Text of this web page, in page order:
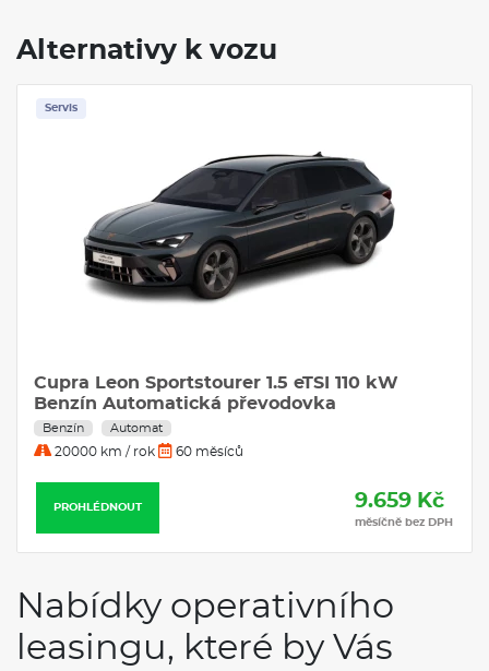
Alternativy k vozu
Servis
Cupra Leon Sportstourer 1.5 eTSI 110 kW
Benzín Automatická převodovka
Benzín Automat
20000 km / rok 60 měsíců
PROHLÉDNOUT 9.659 Kč
měsíčně bez DPH
Nabídky operativního
leasingu, které by Vás